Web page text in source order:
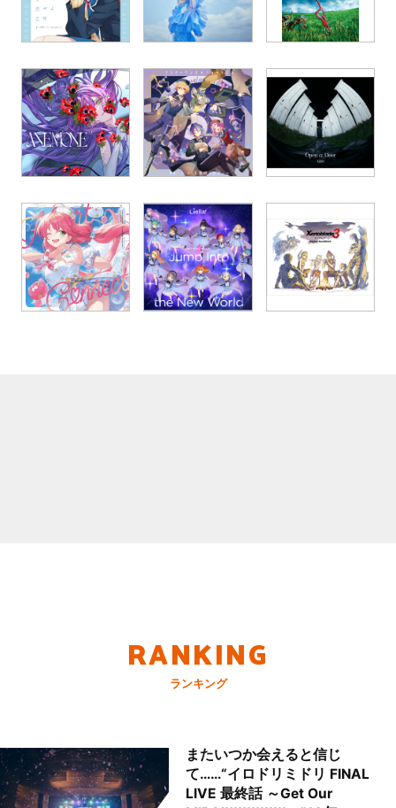
RANKING
ランキング
またいつか会えると信じ
て……“イロドリミドリ FINAL
LIVE 最終話 ～Get Our